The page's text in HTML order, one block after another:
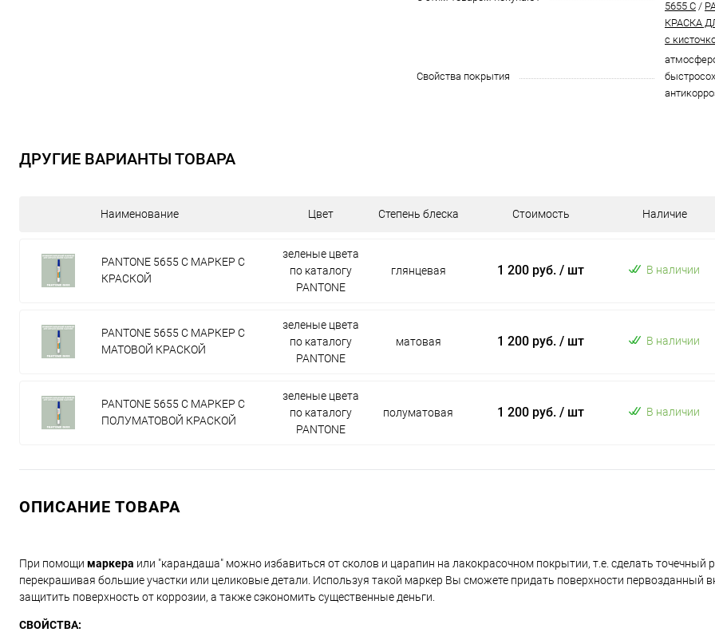
5655 C /
КРАСКА
с
Свойства покрытия
ДРУГИЕ ВАРИАНТЫ ТОВАРА
Наименование Цвет Степень блеска Стоимость Наличие
PANTONE 5655 C МАРКЕР С
КРАСКОЙ
зеленые цвета
по каталогу
PANTONE
глянцевая 1 200 руб. / шт В наличии
PANTONE 5655 C МАРКЕР С
МАТОВОЙ КРАСКОЙ
зеленые цвета
по каталогу
PANTONE
матовая 1 200 руб. / шт В наличии
PANTONE 5655 C МАРКЕР С
ПОЛУМАТОВОЙ КРАСКОЙ
зеленые цвета
по каталогу
PANTONE
полуматовая 1 200 руб. / шт В наличии
ОПИСАНИЕ ТОВАРА
При помощи маркера или "карандаша" можно избавиться от сколов и царапин на лакокрасочном покрытии, т.е. сделать точечный
перекрашивая большие участки или целиковые детали. Используя такой маркер Вы сможете придать поверхности первозданный
защитить поверхность от коррозии, а также сэкономить существенные деньги.
СВОЙСТВА: